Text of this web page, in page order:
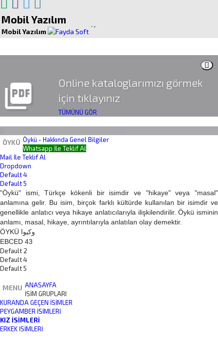
Mobil Yazılım
Mobil Yazılım
. ,
picture_as_pdf
Online kataloglarımızı görmek
için tıklayınız
TÜMÜNÜ GÖR
ÖYKÜ Öykü - Hakkında Genel Bilgiler
Whatsapp İle Teklif Al
Mail İle Teklif Al
Dropdown
Default 4
Default 5
"Öykü" ismi, Türkçe kökenli bir isimdir ve "hikaye" veya "masal"
anlamına gelir. Bu isim, birçok farklı kültürde kullanılan bir isimdir ve
genellikle anlatıcı veya hikaye anlatıcılarıyla ilişkilendirilir. Öykü isminin
anlamı, masal, hikaye, ayrıntılarıyla anlatılan olay demektir.
ÖYKÜ وكيوا
EBCED 43
Default 2
Default 4
Default 5
MENU ANASAYFA
İSİM GRUPLARI
KURANDA GEÇEN İSIMLER
PEYGAMBER İSIMLERI
KIZ İSIMLERI
ERKEK İSIMLERI